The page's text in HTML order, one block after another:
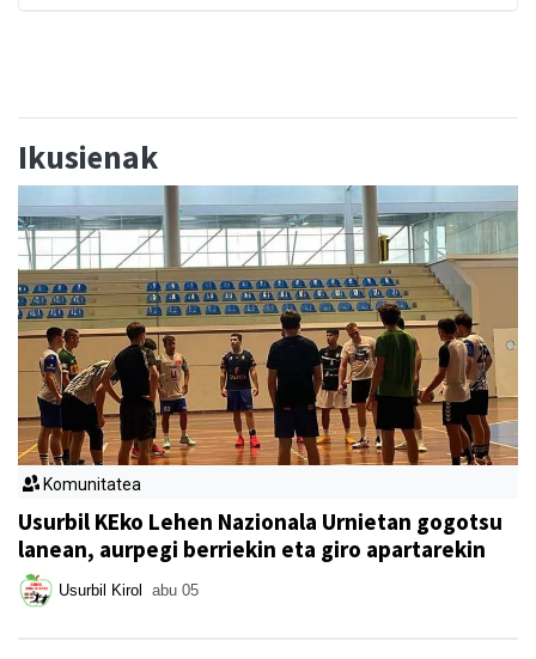
Ikusienak
Komunitatea
Usurbil KEko Lehen Nazionala Urnietan gogotsu
lanean, aurpegi berriekin eta giro apartarekin
Usurbil Kirol abu 05